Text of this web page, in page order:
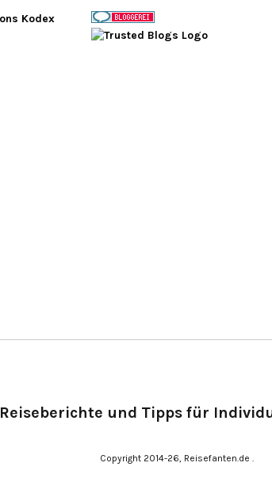
Reiseberichte und Tipps für
Copyright 2014-26, Reisefanten.de